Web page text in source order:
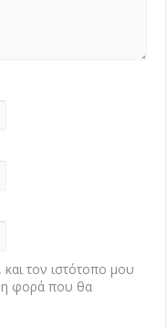
τον ιστότοπο μου
φορά που θα